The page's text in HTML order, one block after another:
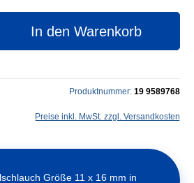
Gib den gewünschten
In den Warenkorb
Produktnummer: 19 9589768
Preise inkl. MwSt. zzgl. Versandkosten
Größe 11 x 16 mm in